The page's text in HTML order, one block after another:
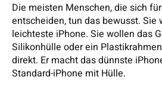
Die meisten Menschen, die sich
entscheiden, tun das bewusst. Sie
leichteste iPhone. Sie wollen das
Silikonhülle oder ein
direkt. Er macht das dünnste
Standard-iPhone mit Hülle.